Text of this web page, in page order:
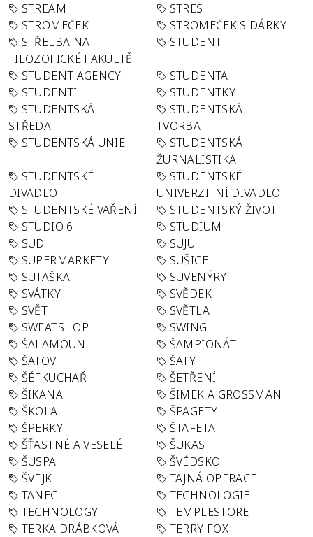
STREAM
STRES
STROMEČEK
STROMEČEK S DÁRKY
STŘELBA NA
FILOZOFICKÉ FAKULTĚ
STUDENT
STUDENT AGENCY
STUDENTA
STUDENTI
STUDENTKY
STUDENTSKÁ
STŘEDA
STUDENTSKÁ
TVORBA
STUDENTSKÁ UNIE
STUDENTSKÁ
ŽURNALISTIKA
STUDENTSKÉ
DIVADLO
STUDENTSKÉ
UNIVERZITNÍ DIVADLO
STUDENTSKÉ VAŘENÍ
STUDENTSKÝ ŽIVOT
STUDIO 6
STUDIUM
SUD
SUJU
SUPERMARKETY
SUŠICE
SUTAŠKA
SUVENÝRY
SVÁTKY
SVĚDEK
SVĚT
SVĚTLA
SWEATSHOP
SWING
ŠALAMOUN
ŠAMPIONÁT
ŠATOV
ŠATY
ŠÉFKUCHAŘ
ŠETŘENÍ
ŠIKANA
ŠIMEK A GROSSMAN
ŠKOLA
ŠPAGETY
ŠPERKY
ŠTAFETA
ŠŤASTNÉ A VESELÉ
ŠUKAS
ŠUSPA
ŠVÉDSKO
ŠVEJK
TAJNÁ OPERACE
TANEC
TECHNOLOGIE
TECHNOLOGY
TEMPLESTORE
TERKA DRÁBKOVÁ
TERRY FOX